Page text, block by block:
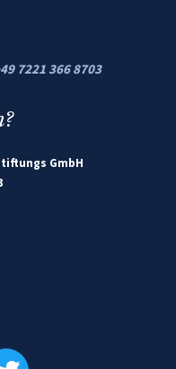
7221 366 8703
GmbH